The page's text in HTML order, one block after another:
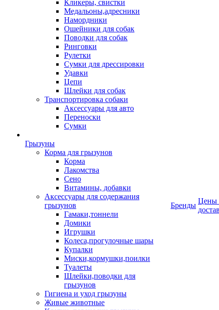
Кликеры, свистки
Медальоны,адресники
Намордники
Ошейники для собак
Поводки для собак
Ринговки
Рулетки
Сумки для дрессировки
Удавки
Цепи
Шлейки для собак
Транспортировка собаки
Аксессуары для авто
Переноски
Сумки
Грызуны
Корма для грызунов
Корма
Лакомства
Сено
Витамины, добавки
Аксессуары для содержания
грызунов
Гамаки,тоннели
Домики
Игрушки
Колеса,прогулочные шары
Купалки
Миски,кормушки,поилки
Туалеты
Шлейки,поводки для
грызунов
Гигиена и уход грызуны
Живые животные
Бренды
Цены